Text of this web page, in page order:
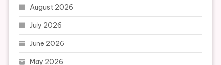
August 2026
July 2026
June 2026
May 2026